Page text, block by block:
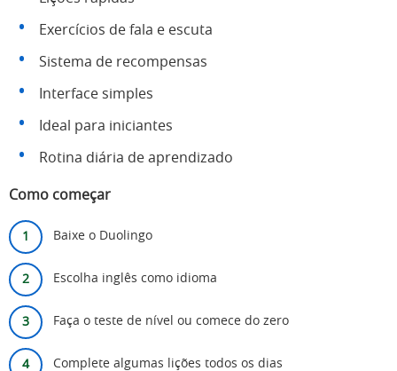
Exercícios de fala e escuta
Sistema de recompensas
Interface simples
Ideal para iniciantes
Rotina diária de aprendizado
Como começar
Baixe o Duolingo
Escolha inglês como idioma
Faça o teste de nível ou comece do zero
Complete algumas lições todos os dias